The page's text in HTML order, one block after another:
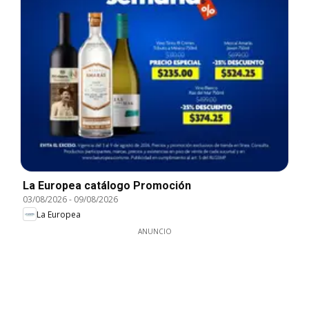
La Europea catálogo Promoción
03/08/2026- 09/08/2026
La Europea
ANUNCIO